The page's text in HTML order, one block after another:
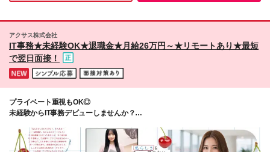
アクサス株式会社
IT事務★未経験OK★退職金★月給26万円～★リモートあり★最短
で翌日面接！
プライベート重視もOK◎
未経験からIT事務デビューしませんか？